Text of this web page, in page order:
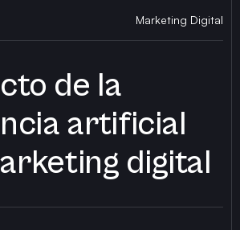
Marketing Digital
de la
artificial
digital